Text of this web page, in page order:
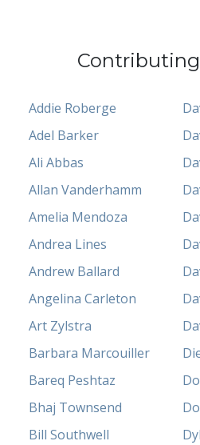
Addie Roberge
Adel Barker
Ali Abbas
Allan Vanderhamm
Amelia Mendoza
Andrea Lines
Andrew Ballard
Angelina Carleton
Art Zylstra
Barbara Marcouiller
Bareq Peshtaz
Bhaj Townsend
Bill Southwell